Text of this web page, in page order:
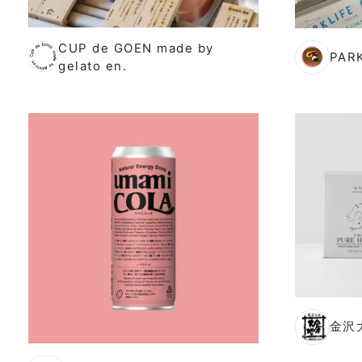
CUP de GOEN made by
gelato en.
金沢